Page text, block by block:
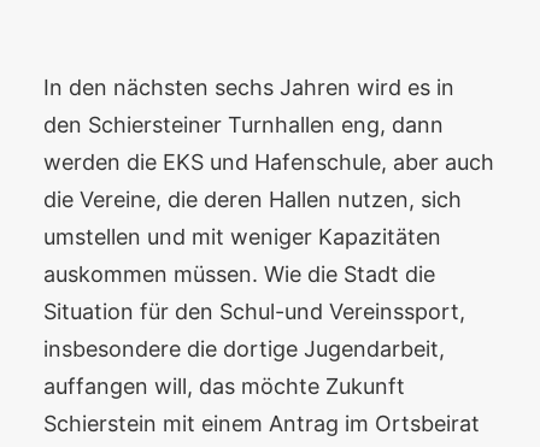
In den nächsten sechs Jahren wird es in
den Schiersteiner Turnhallen eng, dann
werden die EKS und Hafenschule, aber auch
die Vereine, die deren Hallen nutzen, sich
umstellen und mit weniger Kapazitäten
auskommen müssen. Wie die Stadt die
Situation für den Schul-und Vereinssport,
insbesondere die dortige Jugendarbeit,
auffangen will, das möchte Zukunft
Schierstein mit einem Antrag im Ortsbeirat